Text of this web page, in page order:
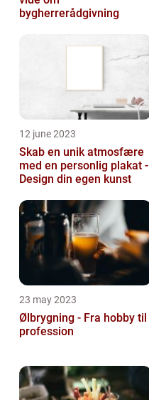
bygherrerådgivning
12 june 2023
Skab en unik atmosfære
med en personlig plakat -
Design din egen kunst
23 may 2023
Ølbrygning - Fra hobby til
profession